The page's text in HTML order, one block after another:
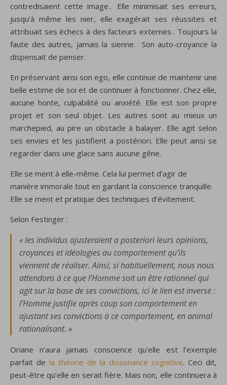
contredisaient cette image․ Elle minimisait ses erreurs,
jusqu’à même les nier, elle exagérait ses réussites et
attribuait ses échecs à des facteurs externes․ Toujours la
faute des autres, jamais la sienne. Son auto-croyance la
dispensait de penser.
En préservant ainsi son ego, elle continue de maintenir une
belle estime de soi et de continuer à fonctionner. Chez elle,
aucune honte, culpabilité ou anxiété. Elle est son propre
projet et son seul objet. Les autres sont au mieux un
marchepied, au pire un obstacle à balayer. Elle agit selon
ses envies et les justifient a postériori. Elle peut ainsi se
regarder dans une glace sans aucune gêne.
Elle se ment à elle-même. Cela lui permet d’agir de
manière immorale tout en gardant la conscience tranquille.
Elle se ment et pratique des techniques d’évitement.
Selon Festinger :
« les individus ajusteraient a posteriori leurs opinions,
croyances et idéologies au comportement qu’ils
viennent de réaliser. Ainsi, si habituellement, nous nous
attendons à ce que l’Homme soit un être rationnel qui
agit sur la base de ses convictions, ici le lien est inversé :
l’Homme justifie après coup son comportement en
ajustant ses convictions à ce comportement, en animal
rationalisant. »
Oriane n’aura jamais conscience qu’elle est l’exemple
parfait de la théorie de la dissonance cognitive. Ceci dit,
peut-être qu’elle en serait fière. Mais non, elle continuera à